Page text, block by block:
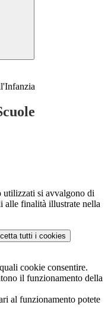
utilizzati si avvalgono di
alle finalità illustrate nella
tutti i cookies
cookie consentire.
il funzionamento della
al funzionamento potete